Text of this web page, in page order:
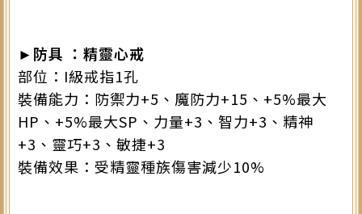
► 防具 ：精靈心戒
部位：I級戒指1孔
裝備能力：防禦力+5、魔防力+15、+5%最大
HP、+5%最大SP、力量+3、智力+3、精神
+3、靈巧+3、敏捷+3
裝備效果：受精靈種族傷害減少10%